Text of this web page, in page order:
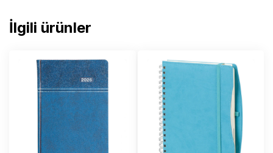
İlgili ürünler